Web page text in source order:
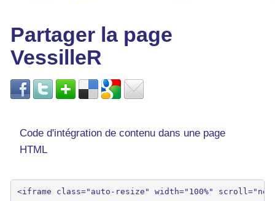
Partager la page
VessilleR
Code d'intégration de contenu dans une page
HTML